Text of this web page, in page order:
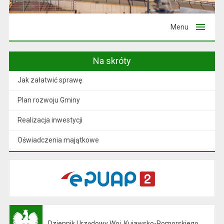
Menu
Na skróty
Jak załatwić sprawę
Plan rozwoju Gminy
Realizacja inwestycji
Oświadczenia majątkowe